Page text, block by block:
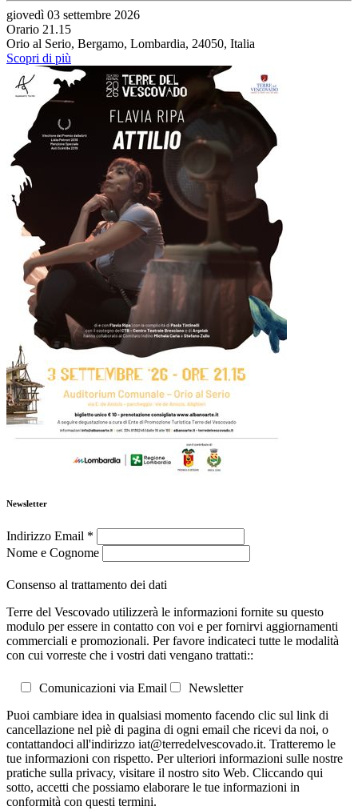
giovedì 03 settembre 2026
Orario 21.15
Orio al Serio, Bergamo, Lombardia, 24050, Italia
Scopri di più
Newsletter
Indirizzo Email *
Nome e Cognome
Consenso al trattamento dei dati
Terre del Vescovado utilizzerà le informazioni fornite su questo
modulo per essere in contatto con voi e per fornirvi aggiornamenti
commerciali e promozionali. Per favore indicateci tutte le modalità
con cui vorreste che i vostri dati vengano trattati::
Comunicazioni via Email
Newsletter
Puoi cambiare idea in qualsiasi momento facendo clic sul link di
cancellazione nel piè di pagina di ogni email che ricevi da noi, o
contattandoci all'indirizzo iat@terredelvescovado.it. Tratteremo le
tue informazioni con rispetto. Per ulteriori informazioni sulle nostre
pratiche sulla privacy, visitare il nostro sito Web. Cliccando qui
sotto, accetti che possiamo elaborare le tue informazioni in
conformità con questi termini.